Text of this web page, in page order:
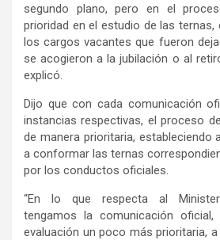
segundo plano, pero en el
prioridad en el estudio de las
los cargos vacantes que fueron
se acogieron a la jubilación o al
explicó.
Dijo que con cada comunicación
instancias respectivas, el proceso
de manera prioritaria, estableciendo
a conformar las ternas
por los conductos oficiales.
“En lo que respecta al
tengamos la comunicación
evaluación un poco más prioritaria,